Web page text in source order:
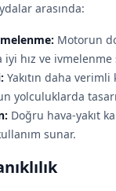
arasında:
Motorun
hız ve ivmelenme
Yakıtın daha verimli
yolculuklarda
Doğru hava-yakıt
sunar.